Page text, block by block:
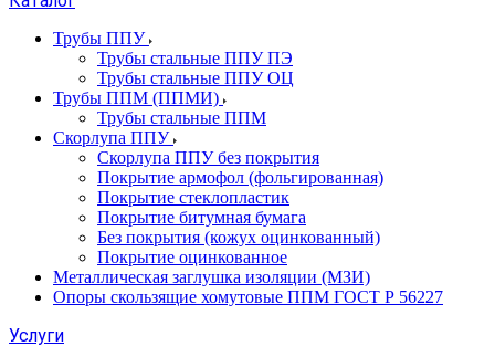
Трубы ППУ
Трубы стальные ППУ ПЭ
Трубы стальные ППУ ОЦ
Трубы ППМ (ППМИ)
Трубы стальные ППМ
Скорлупа ППУ
Скорлупа ППУ без покрытия
Покрытие армофол (фольгированная)
Покрытие стеклопластик
Покрытие битумная бумага
Без покрытия (кожух оцинкованный)
Покрытие оцинкованное
Металлическая заглушка изоляции (МЗИ)
Опоры скользящие хомутовые ППМ ГОСТ Р 56227
Услуги